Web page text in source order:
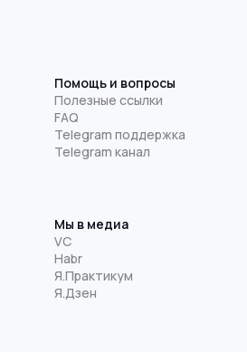
Помощь и вопросы
Полезные ссылки
FAQ
Telegram поддержка
Telegram канал
Мы в медиа
VC
Habr
Я.Практикум
Я.Дзен